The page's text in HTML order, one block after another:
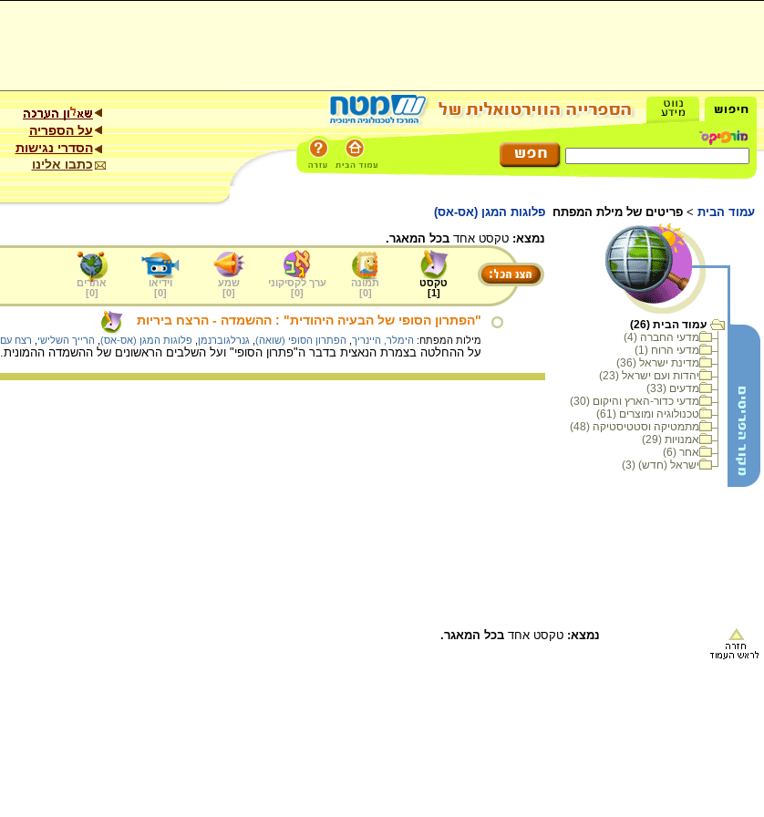
על הספריה
הסדרי נגישות
כתבו אלינו
עמוד הבית > פריטים של מילת המפתח פלוגות המגן (אס-אס)
עמוד הבית (26)
מדעי החברה (4)
מדעי הרוח (1)
מדינת ישראל (36)
יהדות ועם ישראל (23)
מדעים (33)
מדעי כדור-הארץ והיקום (30)
טכנולוגיה ומוצרים (61)
מתמטיקה וסטטיסטיקה (48)
אמנויות (29)
אחר (6)
ישראל (חדש) (3)
נמצא: טקסט אחד בכל המאגר.
טקסט
[
1
]
תמונה
[
0
]
ערך לקסיקוני
[
0
]
שמע
[
0
]
וידיאו
[
0
]
אתרים
[
0
]
"הפתרון הסופי של הבעיה היהודית" : ההשמדה - הרצח ביריות
מילות המפתח: הימלר, היינריך הפתרון הסופי (שואה) גנרלגוברנמן פלוגות המגן (אס-אס) הרייך השלישי רצח עם
על ההחלטה בצמרת הנאצית בדבר ה"פתרון הסופי" ועל השלבים הראשונים של ההשמדה ההמונית.
נמצא: טקסט אחד בכל המאגר.